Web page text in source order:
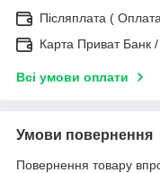
Післяплата (
Карта Приват Банк
Всі умови оплати
Умови повернення
Повернення товару